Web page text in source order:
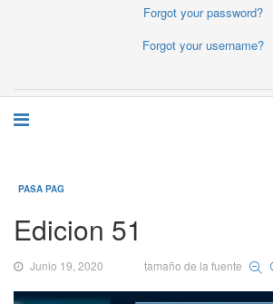
Forgot your password?
Forgot your username?
PASA PAG
Edicion 51
Junio 19, 2020 tamaño de la fuente